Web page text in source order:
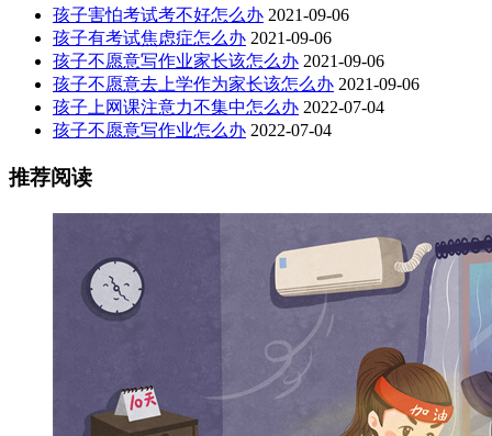
孩子害怕考试考不好怎么办 2021-09-06
孩子有考试焦虑症怎么办 2021-09-06
孩子不愿意写作业家长该怎么办 2021-09-06
孩子不愿意去上学作为家长该怎么办 2021-09-06
孩子上网课注意力不集中怎么办 2022-07-04
孩子不愿意写作业怎么办 2022-07-04
推荐阅读